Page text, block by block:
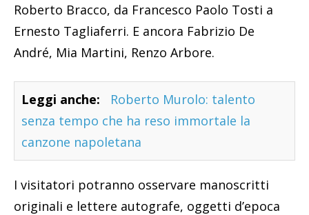
Roberto Bracco, da Francesco Paolo Tosti a
Ernesto Tagliaferri. E ancora Fabrizio De
André, Mia Martini, Renzo Arbore.
Leggi anche:
Roberto Murolo: talento
senza tempo che ha reso immortale la
canzone napoletana
I visitatori potranno osservare manoscritti
originali e lettere autografe, oggetti d’epoca